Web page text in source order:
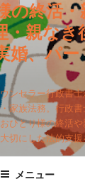
の終活・
・親なき
婚、パー
ンセラー行政書
家族法務。行政
ひとり様の終活
切にした法的支
メニュー